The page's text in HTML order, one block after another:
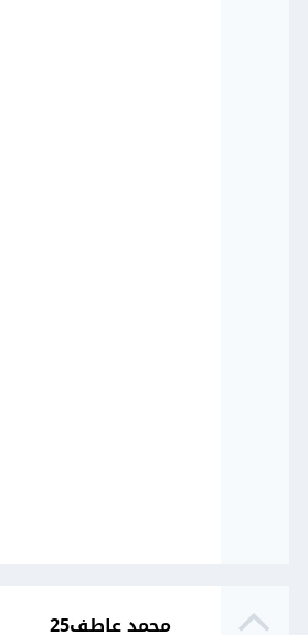
محمد عاطف25